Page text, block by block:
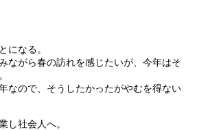
になる。
ながら春の訪れを感じたいが、今年はそ
なので、そうしたかったがやむを得ない
し社会人へ。